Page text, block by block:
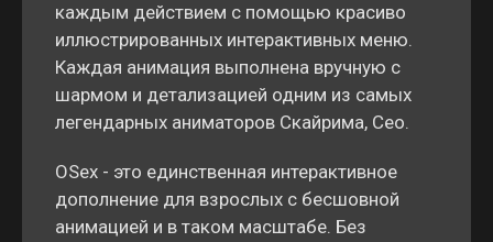
каждым действием с помощью красиво
иллюстрированных интерактивных меню.
Каждая анимация выполнена вручную с
шармом и детализацией одним из самых
легендарных аниматоров Скайрима, Ceo.
OSex - это единственная интерактивное
дополнение для взрослых с бесшовной
анимацией и в таком масштабе. Без